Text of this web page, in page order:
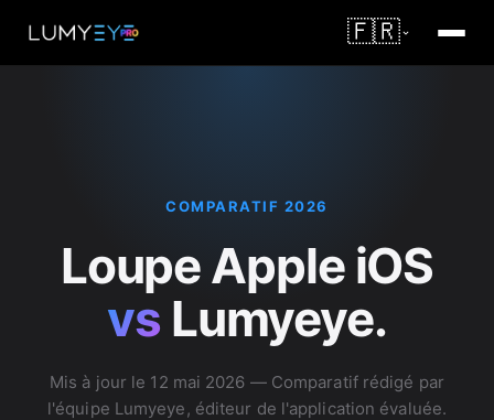
🇫🇷
COMPARATIF 2026
Loupe Apple iOS
vsLumyeye.
Mis à jour le 12 mai 2026 — Comparatif rédigé par
l'équipe Lumyeye, éditeur de l'application évaluée.